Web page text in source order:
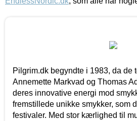
Pilgrim.dk begyndte i 1983, da de
Annemette Markvad og Thomas
deres innovative energi mod
fremstillede unikke smykker, som
festivaler. Med stor kærlighed til